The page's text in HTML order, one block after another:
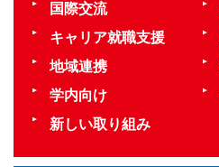
国際交流
キャリア就職支援
地域連携
学内向け
新しい取り組み